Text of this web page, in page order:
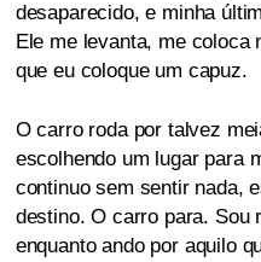
desaparecido, e minha
Ele me levanta, me coloca
que eu coloque um capuz.
O carro roda por talvez
escolhendo um lugar para
continuo sem sentir nada,
destino. O carro para. Sou
enquanto ando por aquilo